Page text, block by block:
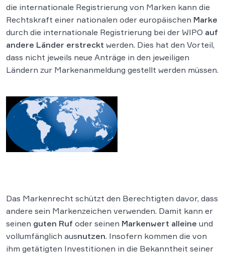
die internationale Registrierung von Marken kann die
Rechtskraft einer nationalen oder europäischen Marke
durch die internationale Registrierung bei der WIPO auf
andere Länder erstreckt werden. Dies hat den Vorteil,
dass nicht jeweils neue Anträge in den jeweiligen
Ländern zur Markenanmeldung gestellt werden müssen.
Das Markenrecht schützt den Berechtigten davor, dass
andere sein Markenzeichen verwenden. Damit kann er
seinen guten Ruf oder seinen Markenwert alleine und
vollumfänglich ausnutzen. Insofern kommen die von
ihm getätigten Investitionen in die Bekanntheit seiner